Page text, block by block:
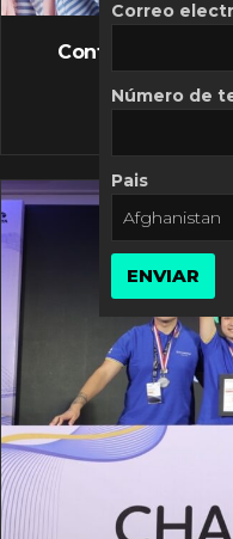
Controversia de
Correo
Número de
Pais
ENVIAR